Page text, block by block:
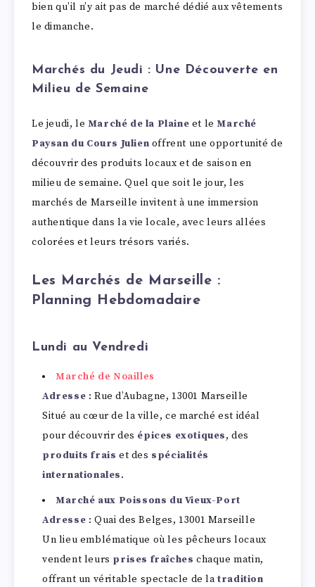
bien qu’il n’y ait pas de marché dédié aux vêtements
le dimanche.
Marchés du Jeudi : Une Découverte en
Milieu de Semaine
Le jeudi, le Marché de la Plaine et leMarché
Paysan du Cours Julien offrent une opportunité de
découvrir des produits locaux et de saison en
milieu de semaine. Quel que soit le jour, les
marchés de Marseille invitent à une immersion
authentique dans la vie locale, avec leurs allées
colorées et leurs trésors variés.
Les Marchés de Marseille :
Planning Hebdomadaire
Lundi au Vendredi
Marché de Noailles
Adresse : Rue d’Aubagne, 13001 Marseille
Situé au cœur de la ville, ce marché est idéal
pour découvrir des épices exotiques, des
produits frais et des spécialités
internationales.
Marché aux Poissons du Vieux-Port
Adresse : Quai des Belges, 13001 Marseille
Un lieu emblématique où les pêcheurs locaux
vendent leurs prises fraîches chaque matin,
offrant un véritable spectacle de latradition